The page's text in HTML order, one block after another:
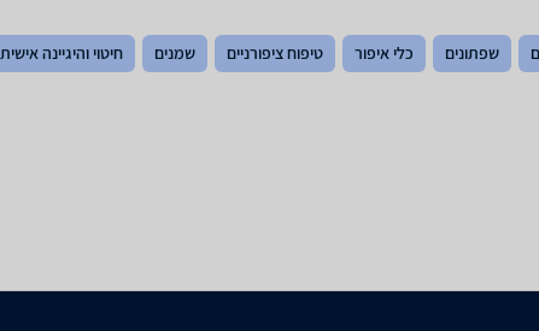
שפתונים כלי איפור טיפוח ציפורניים שמנים חיטוי והיגיינה אישית